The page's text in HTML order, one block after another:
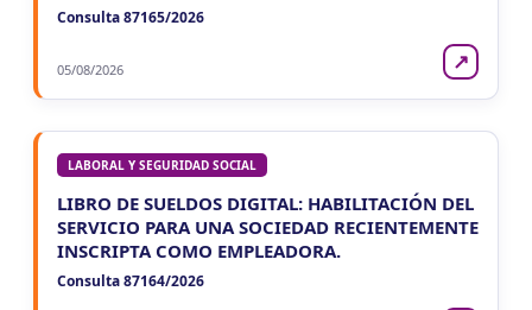
Consulta 87165/2026
05/08/2026 ↗
LABORAL Y SEGURIDAD SOCIAL
LIBRO DE SUELDOS DIGITAL: HABILITACIÓN DEL
SERVICIO PARA UNA SOCIEDAD RECIENTEMENTE
INSCRIPTA COMO EMPLEADORA.
Consulta 87164/2026